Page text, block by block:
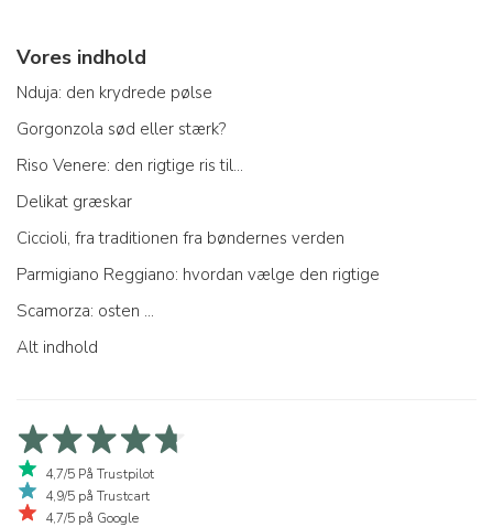
Vores indhold
Nduja: den krydrede pølse
Gorgonzola sød eller stærk?
Riso Venere: den rigtige ris til...
Delikat græskar
Ciccioli, fra traditionen fra bøndernes verden
Parmigiano Reggiano: hvordan vælge den rigtige
Scamorza: osten ...
Alt indhold
4,7/5 På Trustpilot
4,9/5 på Trustcart
4,7/5 på Google